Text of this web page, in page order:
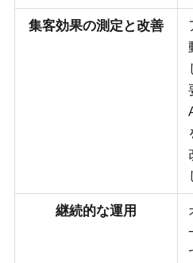
集客効果の測定と改善
継続的な運用